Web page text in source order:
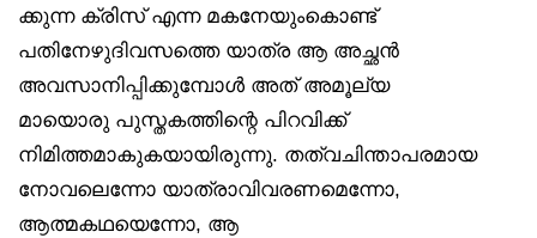
ക്കുന്ന ക്രിസ് എന്ന മകനേയുംകൊണ്ട്
പതിനേഴുദിവസത്തെ യാത്ര ആ അച്ഛൻ
അവസാനിപ്പിക്കുമ്പോൾ അത് അമൂല്യ
മായൊരു പുസ്തകത്തിന്റെ പിറവിക്ക്
നിമിത്തമാകുകയായിരുന്നു. തത്വചിന്താപരമായ
നോവലെന്നോ യാത്രാവിവരണമെന്നോ,
ആത്മകഥയെന്നോ, ആ